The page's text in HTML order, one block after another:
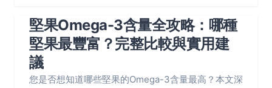
堅果Omega-3含量全攻略：哪種
堅果最豐富？完整比較與實用建
議
您是否想知道哪些堅果的Omega-3含量最高？本文深